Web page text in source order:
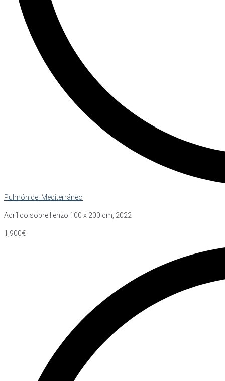
Pulmón del Mediterráneo
Acrílico sobre lienzo 100 x 200 cm, 2022
1,900€